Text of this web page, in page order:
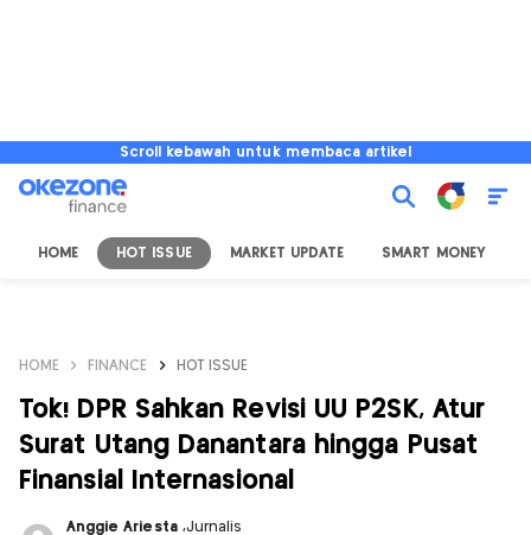
Scroll kebawah untuk membaca artikel
HOME HOT ISSUE MARKET UPDATE SMART MONEY
HOME FINANCE HOT ISSUE
Tok! DPR Sahkan Revisi UU P2SK, Atur
Surat Utang Danantara hingga Pusat
Finansial Internasional
Anggie Ariesta ,Jurnalis